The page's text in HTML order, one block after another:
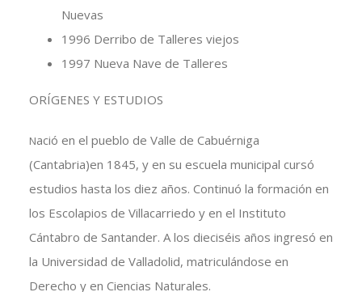
Nuevas
1996 Derribo de Talleres viejos
1997 Nueva Nave de Talleres
ORÍGENES Y ESTUDIOS
Nació en el pueblo de Valle de Cabuérniga
(Cantabria)en 1845, y en su escuela municipal cursó
estudios hasta los diez años. Continuó la formación en
los Escolapios de Villacarriedo y en el Instituto
Cántabro de Santander. A los dieciséis años ingresó en
la Universidad de Valladolid, matriculándose en
Derecho y en Ciencias Naturales.